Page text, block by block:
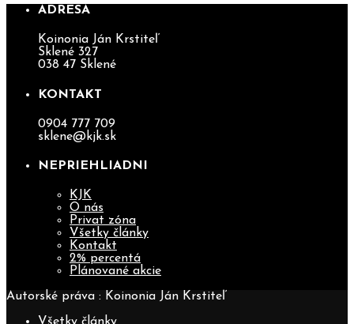
ADRESA
Koinonia Ján Krstiteľ
Sklené 327
038 47 Sklené
KONTAKT
0904 777 709
sklene@kjk.sk
NEPRIEHLIADNI
KJK
O nás
Privat zóna
Všetky články
Kontakt
2% percentá
Plánované akcie
Autorské práva : Koinonia Ján Krstiteľ